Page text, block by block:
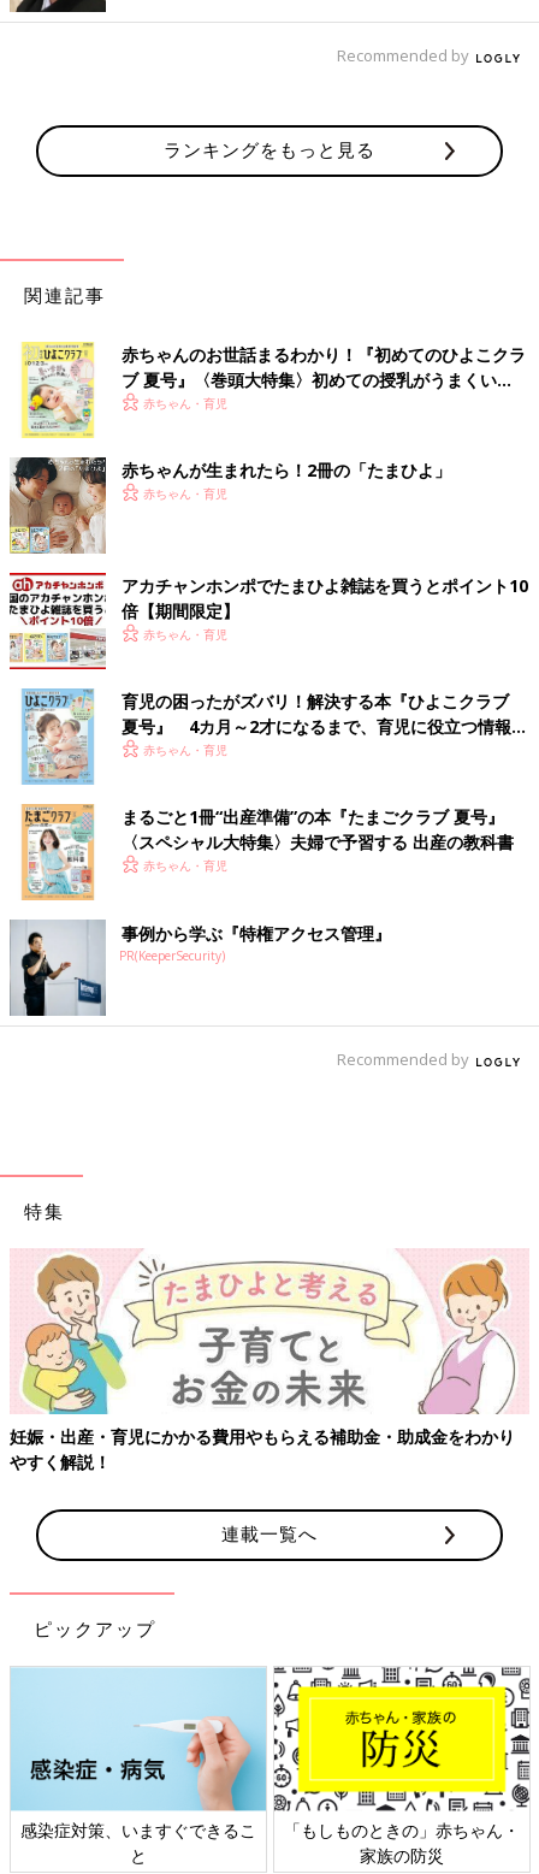
Recommended by
ランキングをもっと見る
関連記事
赤ちゃんのお世話まるわかり！『初めてのひよこクラ
ブ 夏号』〈巻頭大特集〉初めての授乳がうまくい
く！ おっぱい・ミルクの基本と夏のトラブル 解決テ
赤ちゃん・育児
赤ちゃんが生まれたら！2冊の「たまひよ」
赤ちゃん・育児
アカチャンホンポでたまひよ雑誌を買うとポイント10
倍【期間限定】
赤ちゃん・育児
育児の困ったがズバリ！解決する本『ひよこクラブ
夏号』 4カ月～2才になるまで、育児に役立つ情報が
いっぱい！
赤ちゃん・育児
まるごと1冊“出産準備”の本『たまごクラブ 夏号』
〈スペシャル大特集〉夫婦で予習する 出産の教科書
赤ちゃん・育児
事例から学ぶ『特権アクセス管理』
PR(KeeperSecurity)
Recommended by
特集
【ワクチン接種できるものも】妊婦の感染症対策、知っておいて！
連載一覧へ
ピックアップ
日本外来小児科学会リーフレッ
ト検討会
六星占術 細木かおりさんの人生
相談